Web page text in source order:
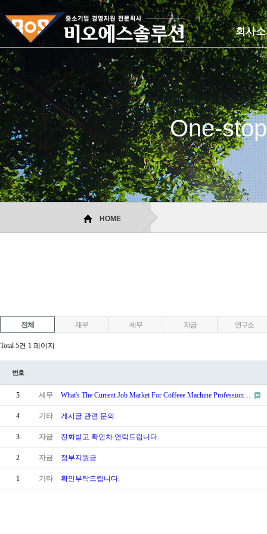
회사
One-stop
HOME
전체 재무 세무 자금 연구소
Total 5건 1 페이지
번호
5 세무 What's The Current Job Market For Coffeee Machine Profession…
4 기타 게시글 관련 문의
3 자금 전화받고 확인차 연락드립니다.
2 자금 정부지원금
1 기타 확인부탁드립니다.